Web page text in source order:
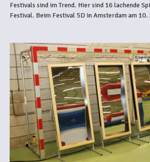
Festivals sind im Trend. Hier sind 16 lachende
Festival. Beim Festival 5D in Amsterdam am 10.